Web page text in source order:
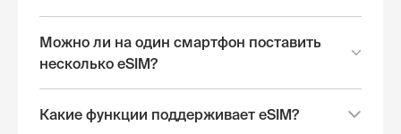
Можно ли на один смартфон поставить
несколько eSIM?
Какие функции поддерживает eSIM?